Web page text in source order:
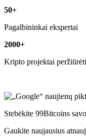
50+
Pagalbininkai ekspertai
2000+
Kripto projektai peržiūrėti
Stebėkite 99Bitcoins
Gaukite naujausius